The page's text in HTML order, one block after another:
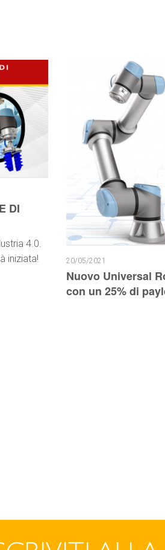
DI
4.0.
iniziata!
20/05/2021
Nuovo Universal
con un 25% di